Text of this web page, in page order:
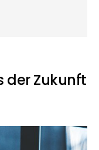
der Zukunft